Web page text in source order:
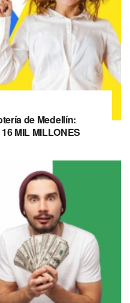
de Medellín:
MIL MILLONES